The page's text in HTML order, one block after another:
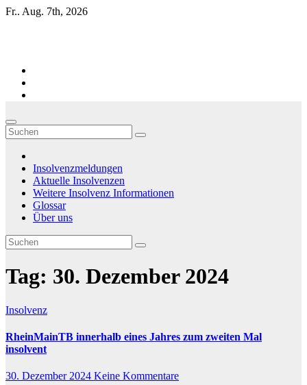
Zum
Fr.. Aug. 7th, 2026
Insolvenzmeldungen
Aktuelle Insolvenzen
Weitere Insolvenz Informationen
Glossar
Über uns
Tag: 30. Dezember 2024
Insolvenz
RheinMainTB innerhalb eines Jahres zum zweiten Mal
insolvent
30. Dezember 2024 Keine Kommentare